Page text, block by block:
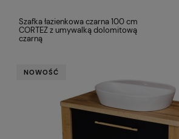
Szafka łazienkowa czarna 100 cm
CORTEZ z umywalką dolomitową
czarną
NOWOŚĆ